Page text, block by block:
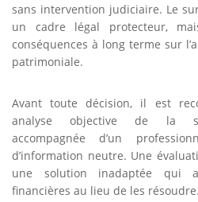
sans intervention judiciaire. Le
un cadre légal protecteur,
conséquences à long terme sur
patrimoniale.
Avant toute décision, il est
analyse objective de la
accompagnée d’un
d’information neutre. Une
une solution inadaptée qui
financières au lieu de les résoudre.